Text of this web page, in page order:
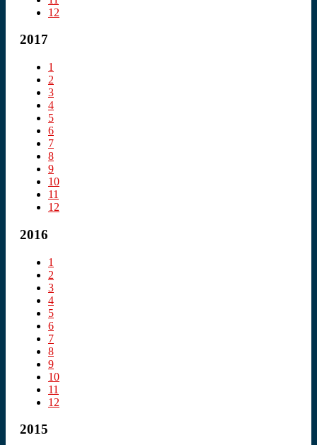
12
2017
1
2
3
4
5
6
7
8
9
10
11
12
2016
1
2
3
4
5
6
7
8
9
10
11
12
2015